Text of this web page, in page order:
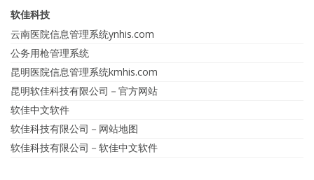
软佳科技
云南医院信息管理系统ynhis.com
公务用枪管理系统
昆明医院信息管理系统kmhis.com
昆明软佳科技有限公司－官方网站
软佳中文软件
软佳科技有限公司－网站地图
软佳科技有限公司－软佳中文软件